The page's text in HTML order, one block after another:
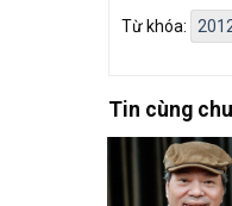
Từ khóa:
Tin cùng